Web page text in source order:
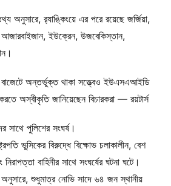
অনুসারে, র‌্যাঙ্কিংয়ে এর পরে রয়েছে জর্জিয়া,
আজারবাইজান, ইউক্রেন, উজবেকিস্তান,
অন্তর্ভুক্ত থাকা সত্ত্বেও ইউএসএআইডি
অস্বীকৃতি জানিয়েছেন বিচারকরা — রয়টার্স
সাথে পুলিশের সংঘর্ষ।
ভুসিকের বিরুদ্ধে বিক্ষোভ চলাকালীন, বেশ
বাহিনীর সাথে সংঘর্ষের ঘটনা ঘটে।
শুধুমাত্র নোভি সাদে ৬৪ জন স্থানীয়